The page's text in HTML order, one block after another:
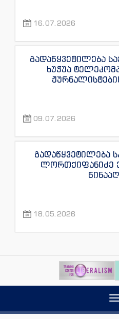
16.07.2026
გადაწყვეტილება
ხუჭუა
09.07.2026
გადაწყვეტილება
ლორთქიფანიძე
18.05.2026